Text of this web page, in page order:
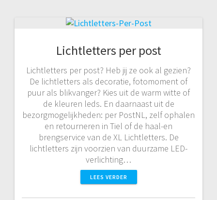
Lichtletters per post
Lichtletters per post? Heb jij ze ook al gezien?
De lichtletters als decoratie, fotomoment of
puur als blikvanger? Kies uit de warm witte of
de kleuren leds. En daarnaast uit de
bezorgmogelijkheden: per PostNL, zelf ophalen
en retourneren in Tiel of de haal-en
brengservice van de XL Lichtletters. De
lichtletters zijn voorzien van duurzame LED-
verlichting…
LEES VERDER